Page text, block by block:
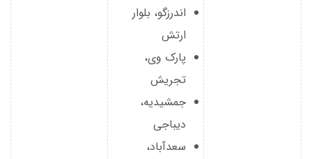
اندرزگو، بلوار
ارتش
پارک وی،
تجریش
جمشیدیه،
دیباجی
سعدآباد،